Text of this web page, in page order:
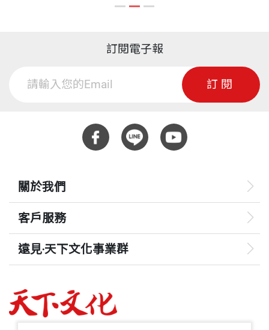
訂閱電子報
訂閱
關於我們
客戶服務
遠見‧天下文化事業群
哈佛商業評論